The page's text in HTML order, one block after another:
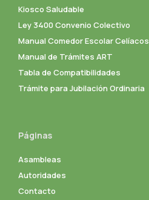
Kiosco Saludable
Ley 3400 Convenio Colectivo
Manual Comedor Escolar Celíacos
Manual de Trámites ART
Tabla de Compatibilidades
Trámite para Jubilación Ordinaria
Páginas
Asambleas
Autoridades
Contacto